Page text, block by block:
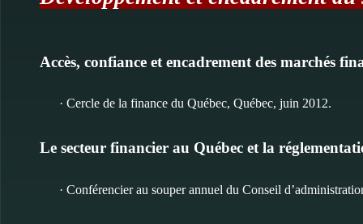
Accès, confiance et encadrement des marchés
· Cercle de la finance du Québec, Québec, juin 2012.
Le secteur financier au Québec et la
· Conférencier au souper annuel du Conseil